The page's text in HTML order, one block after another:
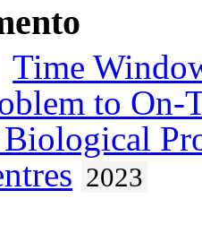
Time
to On-
2023